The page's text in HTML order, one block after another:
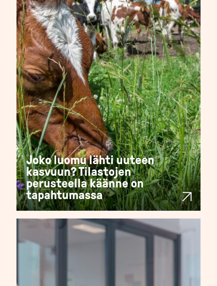
Joko luomu lähti uuteen
kasvuun? Tilastojen
perusteella käänne on
tapahtumassa